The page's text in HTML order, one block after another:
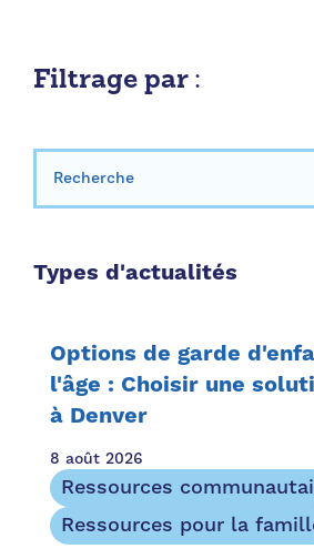
Filtrage par :
Rechercher:
Types d'actualités
Rapport annuel
Ressources
Ressources pour la famille
Histoires de famille
Mention dans les médias
Bulletin
Opportunité et accès
Options de garde
l'âge : Choisir une
à Denver
8 août 2026
Ressources
Ressources pour la